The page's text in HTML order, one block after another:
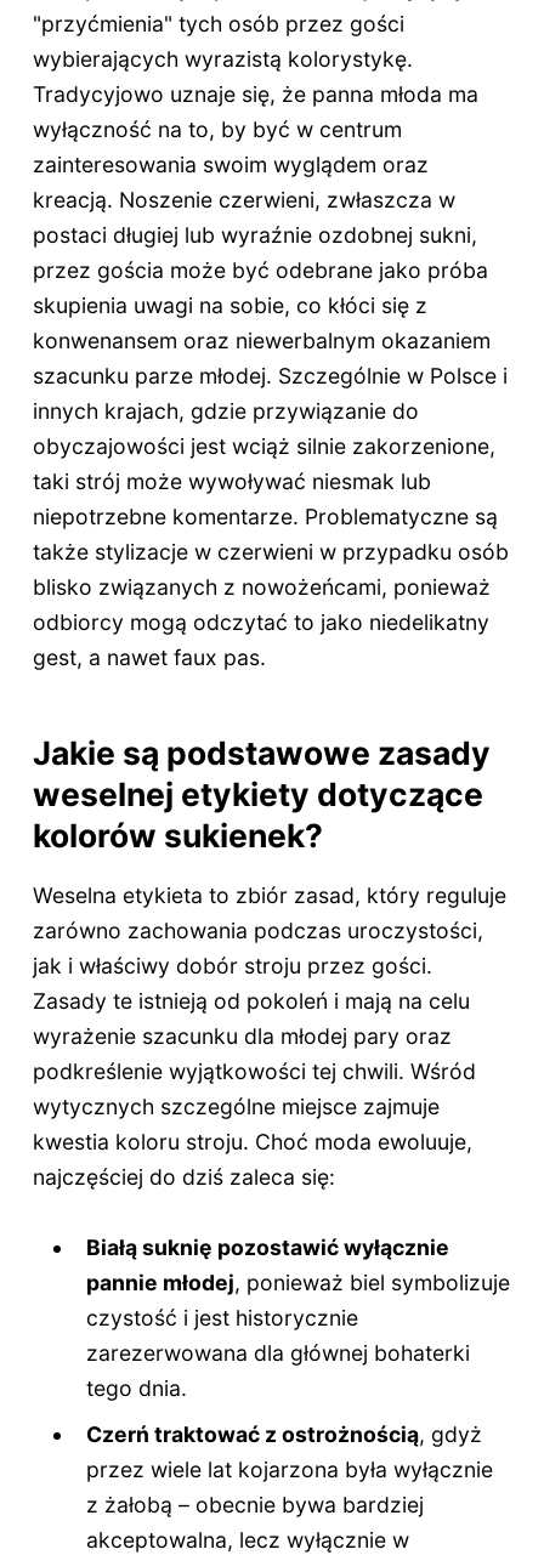
"przyćmienia" tych osób przez gości
wybierających wyrazistą kolorystykę.
Tradycyjowo uznaje się, że panna młoda ma
wyłączność na to, by być w centrum
zainteresowania swoim wyglądem oraz
kreacją. Noszenie czerwieni, zwłaszcza w
postaci długiej lub wyraźnie ozdobnej sukni,
przez gościa może być odebrane jako próba
skupienia uwagi na sobie, co kłóci się z
konwenansem oraz niewerbalnym okazaniem
szacunku parze młodej. Szczególnie w Polsce i
innych krajach, gdzie przywiązanie do
obyczajowości jest wciąż silnie zakorzenione,
taki strój może wywoływać niesmak lub
niepotrzebne komentarze. Problematyczne są
także stylizacje w czerwieni w przypadku osób
blisko związanych z nowożeńcami, ponieważ
odbiorcy mogą odczytać to jako niedelikatny
gest, a nawet faux pas.
Jakie są podstawowe zasady
weselnej etykiety dotyczące
kolorów sukienek?
Weselna etykieta to zbiór zasad, który reguluje
zarówno zachowania podczas uroczystości,
jak i właściwy dobór stroju przez gości.
Zasady te istnieją od pokoleń i mają na celu
wyrażenie szacunku dla młodej pary oraz
podkreślenie wyjątkowości tej chwili. Wśród
wytycznych szczególne miejsce zajmuje
kwestia koloru stroju. Choć moda ewoluuje,
najczęściej do dziś zaleca się:
Białą suknię pozostawić wyłącznie
pannie młodej, ponieważ biel symbolizuje
czystość i jest historycznie
zarezerwowana dla głównej bohaterki
tego dnia.
Czerń traktować z ostrożnością, gdyż
przez wiele lat kojarzona była wyłącznie
z żałobą – obecnie bywa bardziej
akceptowalna, lecz wyłącznie w